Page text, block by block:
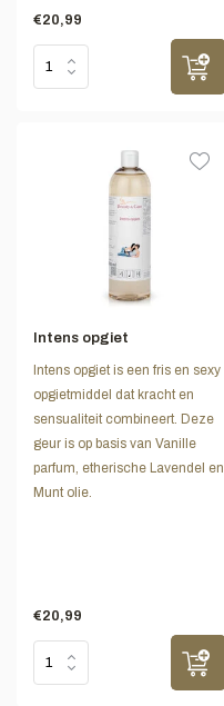
€20,99
Intens opgiet
Intens opgiet is een fris en sexy
opgietmiddel dat kracht en
sensualiteit combineert. Deze
geur is op basis van Vanille
parfum, etherische Lavendel en
Munt olie.
€20,99